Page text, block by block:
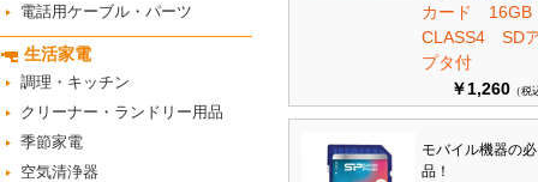
電話用ケーブル・パーツ
生活家電
調理・キッチン
クリーナー・ランドリー用品
季節家電
空気清浄器
カード
CLASS4 SD
プタ付
￥1,260 （税
モバイル機器の
品！